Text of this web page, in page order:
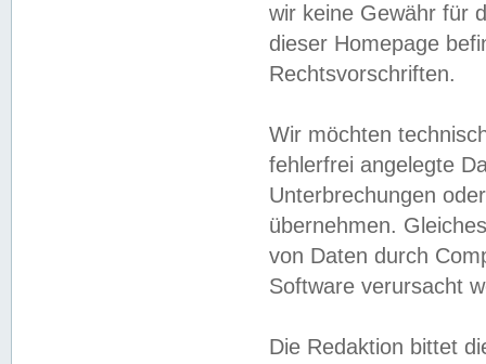
wir keine Gewähr für
dieser Homepage
Rechtsvorschriften.
Wir möchten
fehlerfrei angelegte
Unterbrechungen
übernehmen.
von Daten durch
Software verursacht
Die Redaktion bittet